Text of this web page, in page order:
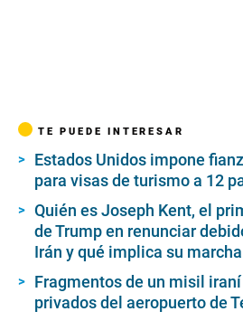
TE PUEDE INTERESAR
Estados Unidos impone
para visas de turismo a 12
Quién es Joseph Kent, el
de Trump en renunciar
Irán y qué implica su marcha
Fragmentos de un misil
privados del aeropuerto de